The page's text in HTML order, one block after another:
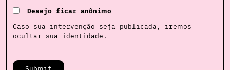
Desejo ficar anônimo
Caso sua intervenção seja publicada, iremos
ocultar sua identidade.